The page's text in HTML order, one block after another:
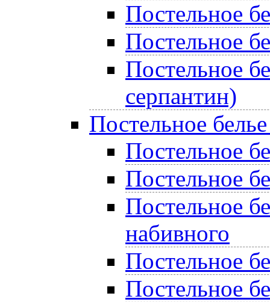
Постельное
Постельное
Постельное
серпантин)
Постельное
Постельное
Постельное
Постельное
набивного
Постельное
Постельное